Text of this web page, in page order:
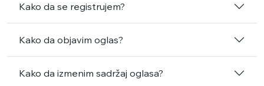
Kako da se registrujem?
Kako da objavim oglas?
Kako da izmenim sadržaj oglasa?